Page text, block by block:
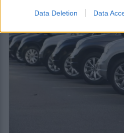
Data Deletion Data
, 1 Ιουλίου 2022 || Η